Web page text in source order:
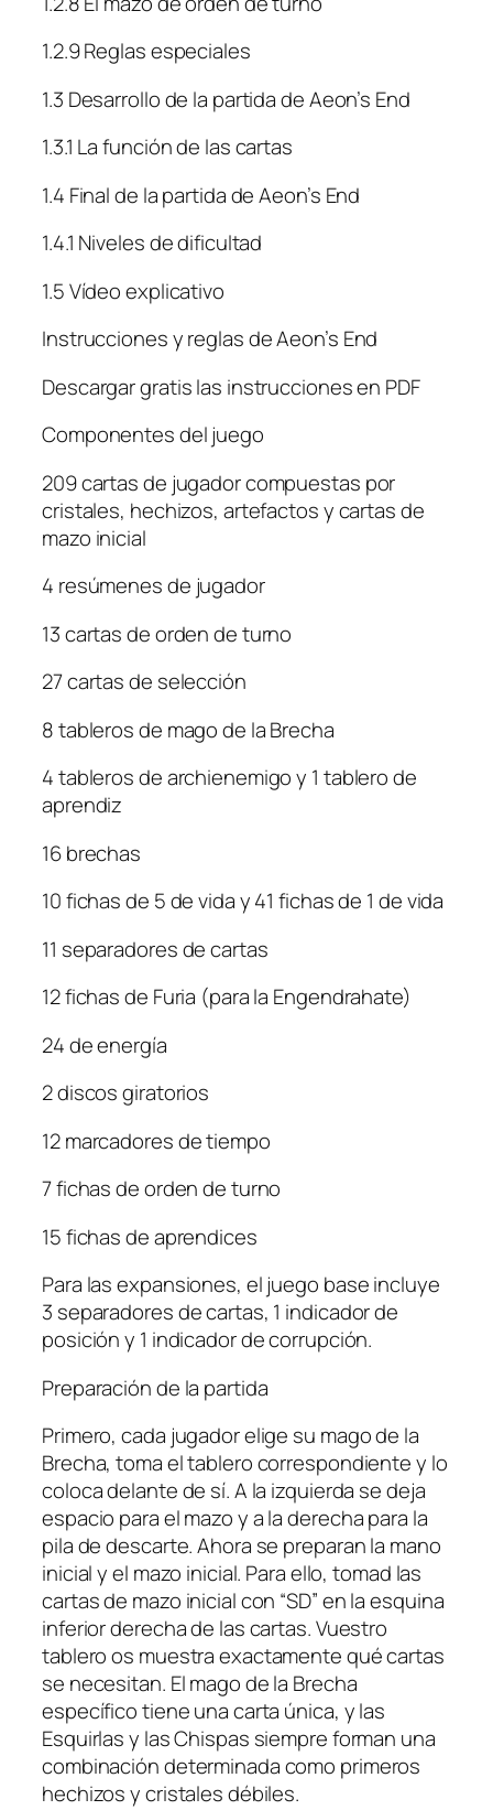
1.2.9 Reglas especiales
1.3 Desarrollo de la partida de Aeon’s End
1.3.1 La función de las cartas
1.4 Final de la partida de Aeon’s End
1.4.1 Niveles de dificultad
1.5 Vídeo explicativo
Instrucciones y reglas de Aeon’s End
Descargar gratis las instrucciones en PDF
Componentes del juego
209 cartas de jugador compuestas por
cristales, hechizos, artefactos y cartas de
mazo inicial
4 resúmenes de jugador
13 cartas de orden de turno
27 cartas de selección
8 tableros de mago de la Brecha
4 tableros de archienemigo y 1 tablero de
aprendiz
16 brechas
10 fichas de 5 de vida y 41 fichas de 1 de vida
11 separadores de cartas
12 fichas de Furia (para la Engendrahate)
24 de energía
2 discos giratorios
12 marcadores de tiempo
7 fichas de orden de turno
15 fichas de aprendices
Para las expansiones, el juego base incluye
3 separadores de cartas, 1 indicador de
posición y 1 indicador de corrupción.
Preparación de la partida
Primero, cada jugador elige su mago de la
Brecha, toma el tablero correspondiente y lo
coloca delante de sí. A la izquierda se deja
espacio para el mazo y a la derecha para la
pila de descarte. Ahora se preparan la mano
inicial y el mazo inicial. Para ello, tomad las
cartas de mazo inicial con “SD” en la esquina
inferior derecha de las cartas. Vuestro
tablero os muestra exactamente qué cartas
se necesitan. El mago de la Brecha
específico tiene una carta única, y las
Esquirlas y las Chispas siempre forman una
combinación determinada como primeros
hechizos y cristales débiles.